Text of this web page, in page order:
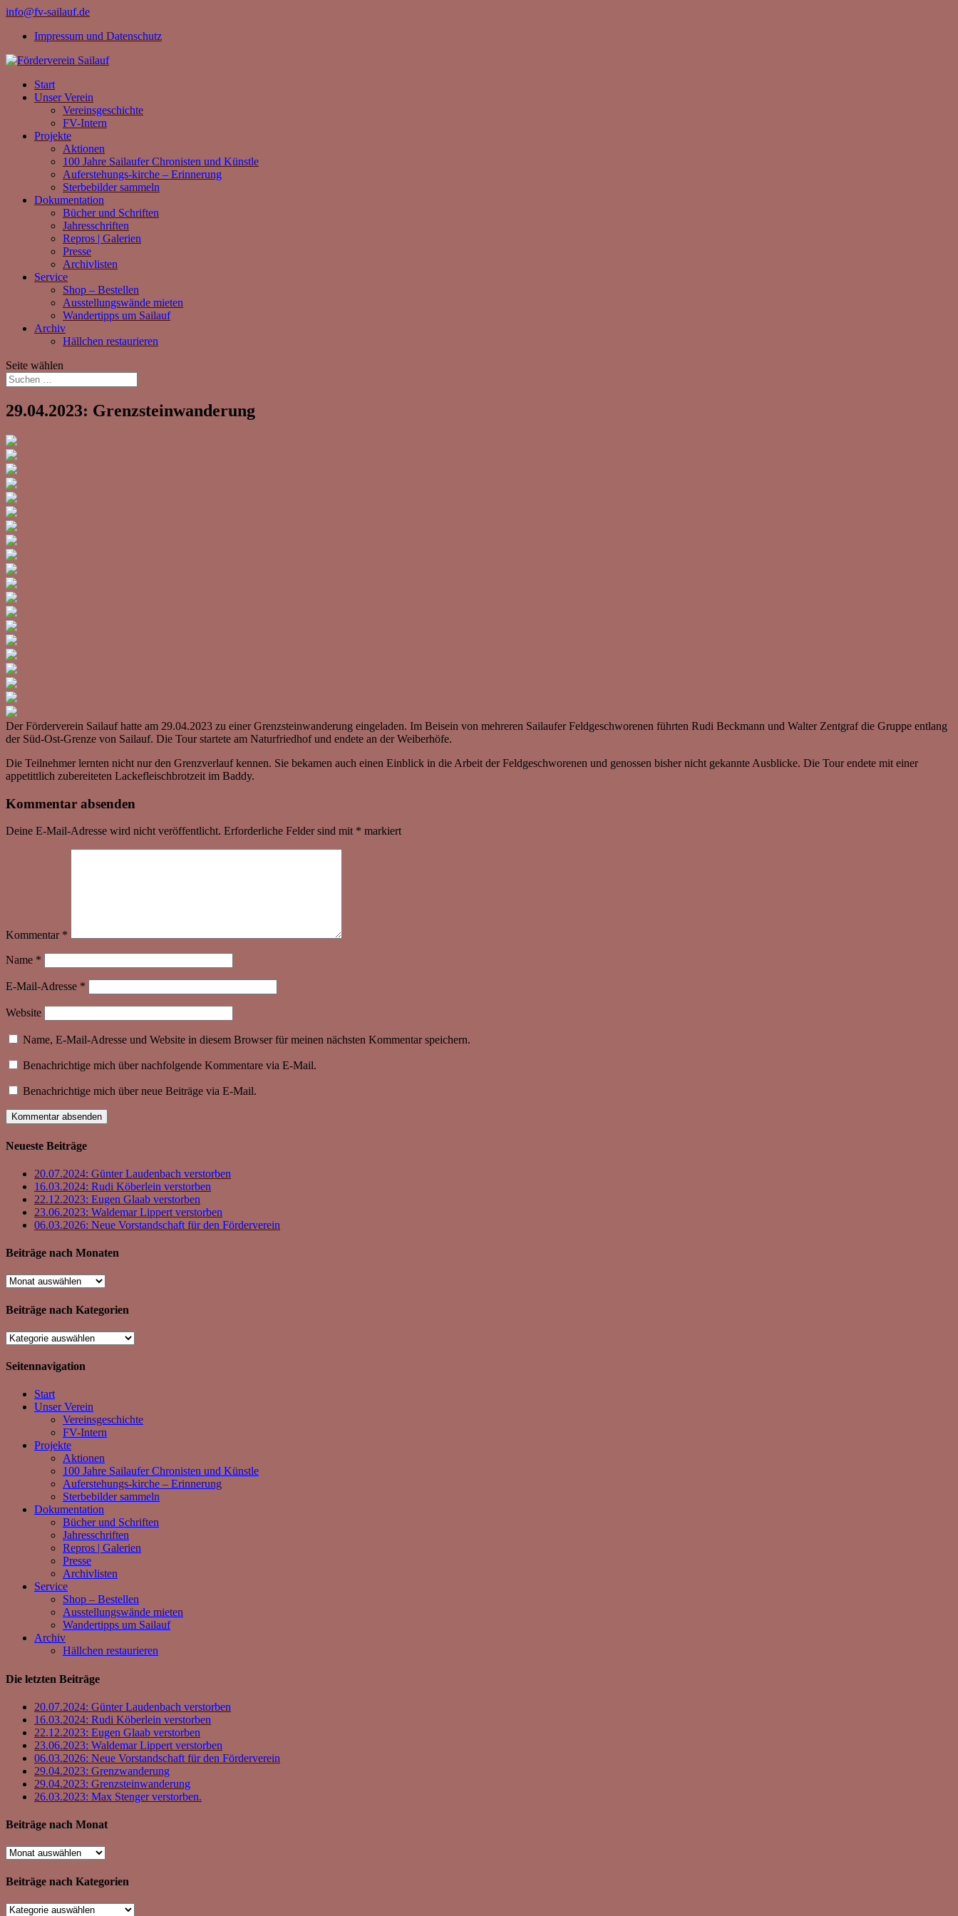
info@fv-sailauf.de
Impressum und Datenschutz
Start
Unser Verein
Vereinsgeschichte
FV-Intern
Projekte
Aktionen
100 Jahre Sailaufer Chronisten und Künstle
Auferstehungs-kirche – Erinnerung
Sterbebilder sammeln
Dokumentation
Bücher und Schriften
Jahresschriften
Repros | Galerien
Presse
Archivlisten
Service
Shop – Bestellen
Ausstellungswände mieten
Wandertipps um Sailauf
Archiv
Hällchen restaurieren
Seite wählen
29.04.2023: Grenzsteinwanderung
Der Förderverein Sailauf hatte am 29.04.2023 zu einer Grenzsteinwanderung eingeladen. Im Beisein von mehreren Sailaufer Feldgeschworenen führten Rudi Beckmann und Walter Zentgraf die Gruppe entlang
der Süd-Ost-Grenze von Sailauf. Die Tour startete am Naturfriedhof und endete an der Weiberhöfe.
Die Teilnehmer lernten nicht nur den Grenzverlauf kennen. Sie bekamen auch einen Einblick in die Arbeit der Feldgeschworenen und genossen bisher nicht gekannte Ausblicke. Die Tour endete mit einer
appetittlich zubereiteten Lackefleischbrotzeit im Baddy.
Kommentar absenden
Deine E-Mail-Adresse wird nicht veröffentlicht. Erforderliche Felder sind mit * markiert
Kommentar *
Name *
E-Mail-Adresse *
Website
Name, E-Mail-Adresse und Website in diesem Browser für meinen nächsten Kommentar speichern.
Benachrichtige mich über nachfolgende Kommentare via E-Mail.
Benachrichtige mich über neue Beiträge via E-Mail.
Neueste Beiträge
20.07.2024: Günter Laudenbach verstorben
16.03.2024: Rudi Köberlein verstorben
22.12.2023: Eugen Glaab verstorben
23.06.2023: Waldemar Lippert verstorben
06.03.2026: Neue Vorstandschaft für den Förderverein
Beiträge nach Monaten
Beiträge
Monaten
Beiträge nach Kategorien
Beiträge
Kategorien
Seitennavigation
Start
Unser Verein
Vereinsgeschichte
FV-Intern
Projekte
Aktionen
100 Jahre Sailaufer Chronisten und Künstle
Auferstehungs-kirche – Erinnerung
Sterbebilder sammeln
Dokumentation
Bücher und Schriften
Jahresschriften
Repros | Galerien
Presse
Archivlisten
Service
Shop – Bestellen
Ausstellungswände mieten
Wandertipps um Sailauf
Archiv
Hällchen restaurieren
Die letzten Beiträge
20.07.2024: Günter Laudenbach verstorben
16.03.2024: Rudi Köberlein verstorben
22.12.2023: Eugen Glaab verstorben
23.06.2023: Waldemar Lippert verstorben
06.03.2026: Neue Vorstandschaft für den Förderverein
29.04.2023: Grenzwanderung
29.04.2023: Grenzsteinwanderung
26.03.2023: Max Stenger verstorben.
Beiträge nach Monat
Beiträge
Monat
Beiträge nach Kategorien
Beiträge